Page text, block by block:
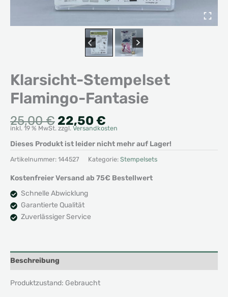
Klarsicht-Stempelset
Flamingo-Fantasie
25,00€ Ursprünglicher
Preis
war:
25,00 €
22,50 €
Preis
ist:
22,50 €.
inkl. 19 % MwSt. zzgl. Versandkosten
Dieses Produkt ist leider nicht mehr auf Lager!
Artikelnummer: 144527 Kategorie: Stempelsets
Kostenfreier Versand ab 75€ Bestellwert
Schnelle Abwicklung
Garantierte Qualität
Zuverlässiger Service
Beschreibung
Produktzustand: Gebraucht